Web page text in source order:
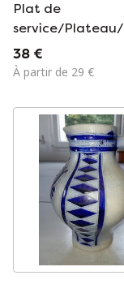
Plat de
service/Plateau/
décor floral bleu
blanc style Delft
38 €
À partir de 29 €